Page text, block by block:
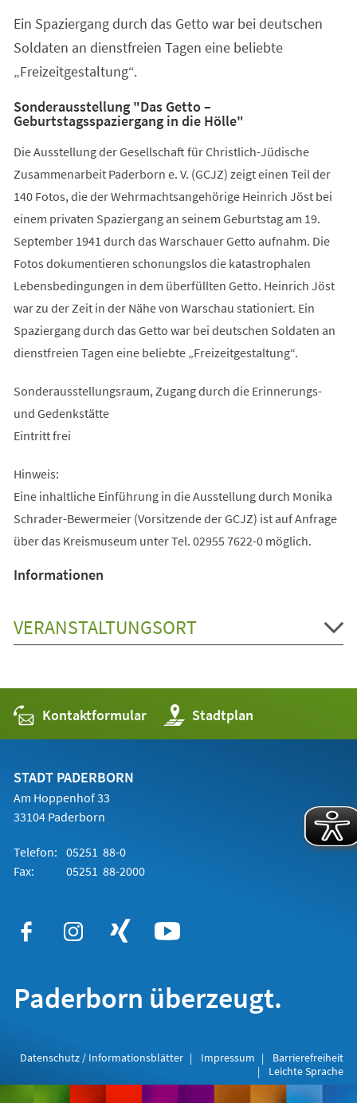
Ein Spaziergang durch das Getto war bei deutschen
Soldaten an dienstfreien Tagen eine beliebte
„Freizeitgestaltung“.
Sonderausstellung "Das Getto –
Geburtstagsspaziergang in die Hölle"
Die Ausstellung der Gesellschaft für Christlich-Jüdische
Zusammenarbeit Paderborn e. V. (GCJZ) zeigt einen Teil der
140 Fotos, die der Wehrmachtsangehörige Heinrich Jöst bei
einem privaten Spaziergang an seinem Geburtstag am 19.
September 1941 durch das Warschauer Getto aufnahm. Die
Fotos dokumentieren schonungslos die katastrophalen
Lebensbedingungen in dem überfüllten Getto. Heinrich Jöst
war zu der Zeit in der Nähe von Warschau stationiert. Ein
Spaziergang durch das Getto war bei deutschen Soldaten an
dienstfreien Tagen eine beliebte „Freizeitgestaltung“.
Sonderausstellungsraum, Zugang durch die Erinnerungs-
und Gedenkstätte
Eintritt frei
Hinweis:
Eine inhaltliche Einführung in die Ausstellung durch Monika
Schrader-Bewermeier (Vorsitzende der GCJZ) ist auf Anfrage
über das Kreismuseum unter Tel. 02955 7622-0 möglich.
Informationen
VERANSTALTUNGSORT
Kontaktformular Stadtplan
(Öffnet
in
einem
STADT PADERBORN
Am Hoppenhof 33
33104 Paderborn
Telefon: 05251 88-0
Fax:
05251 88-2000
Paderborn überzeugt.
Datenschutz / Informationsblätter Impressum
Barrierefreiheit
Leichte Sprache